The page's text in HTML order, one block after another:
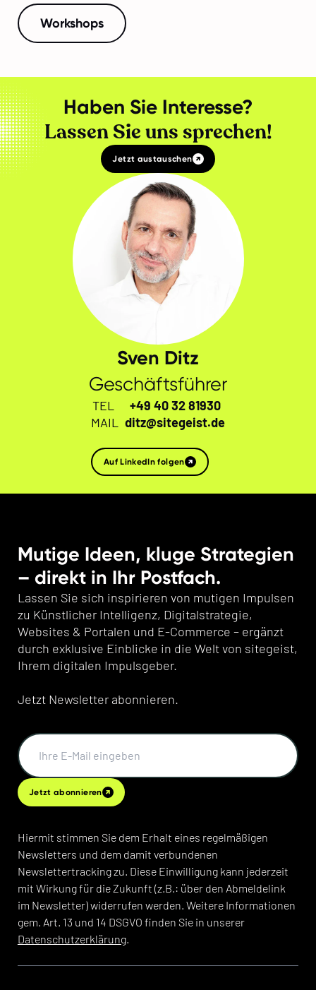
Workshops
Haben Sie Interesse?
Lassen Sie uns sprechen!
Jetzt austauschen
Sven Ditz
Geschäftsführer
TEL
+49 40 32 81930
MAIL
ditz@sitegeist.de
Auf LinkedIn folgen
Mutige Ideen, kluge Strategien
– direkt in Ihr Postfach.
Lassen Sie sich inspirieren von mutigen Impulsen
zu Künstlicher Intelligenz, Digitalstrategie,
Websites & Portalen und E-Commerce – ergänzt
durch exklusive Einblicke in die Welt von sitegeist,
Ihrem digitalen Impulsgeber.
Jetzt Newsletter abonnieren.
Jetzt abonnieren
Hiermit stimmen Sie dem Erhalt eines regelmäßigen
Newsletters und dem damit verbundenen
Newslettertracking zu. Diese Einwilligung kann jederzeit
mit Wirkung für die Zukunft (z.B.: über den Abmeldelink
im Newsletter) widerrufen werden. Weitere Informationen
gem. Art. 13 und 14 DSGVO finden Sie in unserer
Datenschutzerklärung.